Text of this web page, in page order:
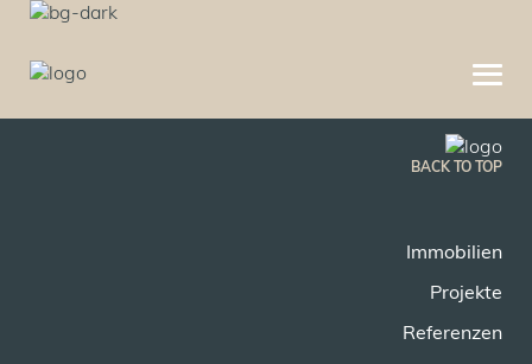
BACK TO TOP
Immobilien
Projekte
Referenzen